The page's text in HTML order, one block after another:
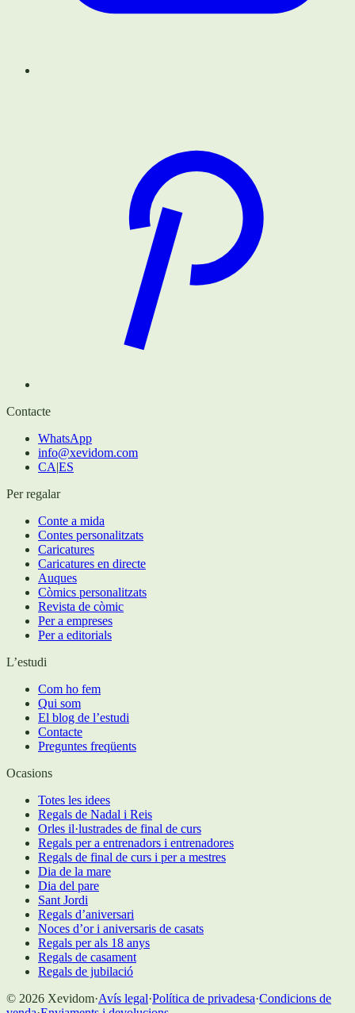
Contacte
WhatsApp
info@xevidom.com
CA|ES
Per regalar
Conte a mida
Contes personalitzats
Caricatures
Caricatures en directe
Auques
Còmics personalitzats
Revista de còmic
Per a empreses
Per a editorials
L’estudi
Com ho fem
Qui som
El blog de l’estudi
Contacte
Preguntes freqüents
Ocasions
Totes les idees
Regals de Nadal i Reis
Orles il·lustrades de final de curs
Regals per a entrenadors i entrenadores
Regals de final de curs i per a mestres
Dia de la mare
Dia del pare
Sant Jordi
Regals d’aniversari
Noces d’or i aniversaris de casats
Regals per als 18 anys
Regals de casament
Regals de jubilació
© 2026 Xevidom·Avís legal·Política de privadesa·Condicions de